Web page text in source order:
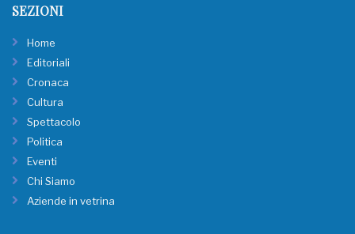
SEZIONI
Home
Editoriali
Cronaca
Cultura
Spettacolo
Politica
Eventi
Chi Siamo
Aziende in vetrina